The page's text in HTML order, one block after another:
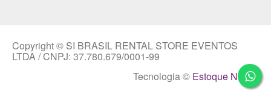
Copyright © SI BRASIL RENTAL STORE EVENTOS
LTDA / CNPJ: 37.780.679/0001-99
Tecnologia © Estoque NOW.